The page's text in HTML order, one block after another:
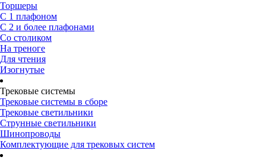
Торшеры
С 1 плафоном
С 2 и более плафонами
Со столиком
На треноге
Для чтения
Изогнутые
Трековые системы
Трековые системы в сборе
Трековые светильники
Струнные светильники
Шинопроводы
Комплектующие для трековых систем